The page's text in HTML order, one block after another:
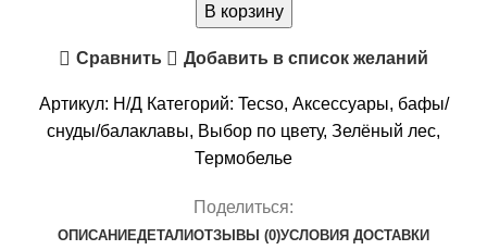
подшлемник
В корзину
Сравнить Добавить в список желаний
Артикул: Н/Д Категорий: Tecso, Аксессуары, бафы/
снуды/балаклавы, Выбор по цвету, Зелёный лес,
Термобелье
Поделиться:
ОПИСАНИЕДЕТАЛИОТЗЫВЫ (0)УСЛОВИЯ ДОСТАВКИ